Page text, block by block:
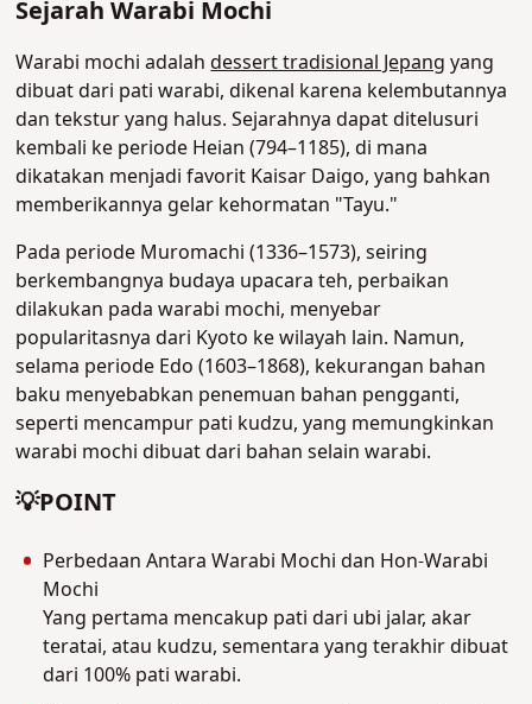
Sejarah Warabi Mochi
Warabi mochi adalahdessert tradisional Jepang yang
dibuat dari pati warabi, dikenal karena kelembutannya
dan tekstur yang halus. Sejarahnya dapat ditelusuri
kembali ke periode Heian (794–1185), di mana
dikatakan menjadi favorit Kaisar Daigo, yang bahkan
memberikannya gelar kehormatan "Tayu."
Pada periode Muromachi (1336–1573), seiring
berkembangnya budaya upacara teh, perbaikan
dilakukan pada warabi mochi, menyebar
popularitasnya dari Kyoto ke wilayah lain. Namun,
selama periode Edo (1603–1868), kekurangan bahan
baku menyebabkan penemuan bahan pengganti,
seperti mencampur pati kudzu, yang memungkinkan
warabi mochi dibuat dari bahan selain warabi.
💡POINT
Perbedaan Antara Warabi Mochi dan Hon-Warabi
Mochi
Yang pertama mencakup pati dari ubi jalar, akar
teratai, atau kudzu, sementara yang terakhir dibuat
dari 100% pati warabi.